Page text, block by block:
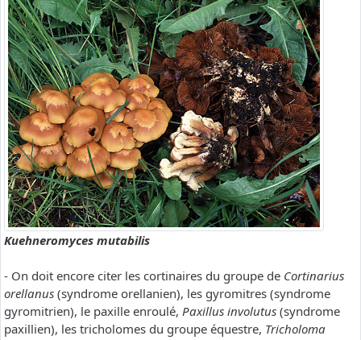
Kuehneromyces mutabilis
- On doit encore citer les cortinaires du groupe de Cortinarius
orellanus (syndrome orellanien), les gyromitres (syndrome
gyromitrien), le paxille enroulé, Paxillus involutus (syndrome
paxillien), les tricholomes du groupe équestre, Tricholoma